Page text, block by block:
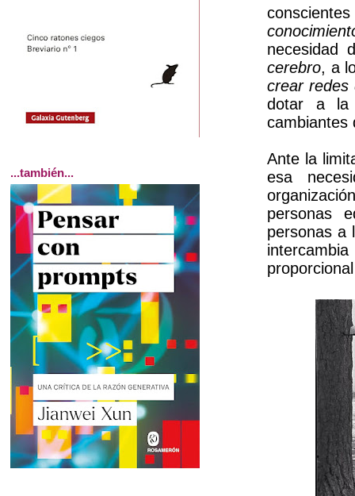
necesidad
cerebro, a
crear redes
dotar a la
cambiantes
Ante la
esa
personas
personas a
...también...